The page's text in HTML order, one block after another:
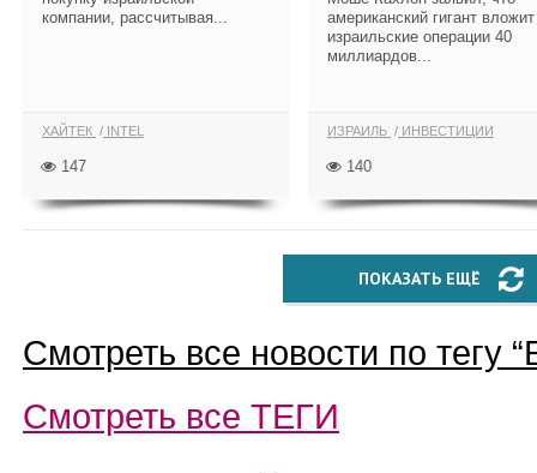
компании, рассчитывая...
ХАЙТЕК INTEL
147
американский гигант
израильские операции 40
миллиардов...
ИЗРАИЛЬ ИНВЕСТИЦИИ
140
ПОКАЗАТЬ ЕЩЁ
Смотреть все новости по тегу “
Смотреть все ТЕГИ